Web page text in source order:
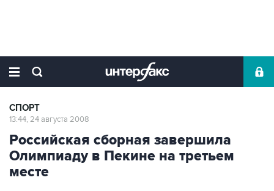
СПОРТ
13:44, 24 августа 2008
Российская сборная завершила
Олимпиаду в Пекине на третьем
месте